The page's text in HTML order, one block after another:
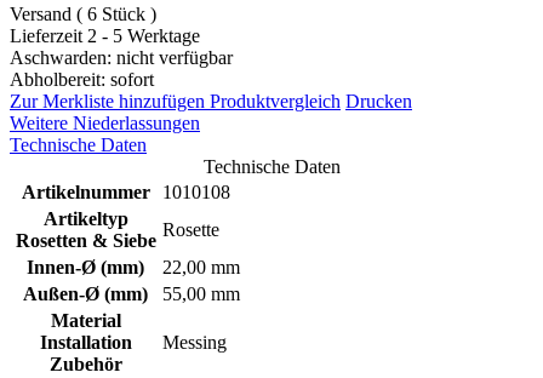
Versand ( 6 Stück )
Lieferzeit 2 - 5 Werktage
Aschwarden: nicht verfügbar
Abholbereit: sofort
Zur Merkliste hinzufügen Produktvergleich Drucken
Weitere Niederlassungen
Technische Daten
Technische Daten
Artikelnummer
1010108
Artikeltyp
Rosetten & Siebe
Rosette
Innen-Ø (mm)
22,00 mm
Außen-Ø (mm)
55,00 mm
Material
Installation
Zubehör
Messing